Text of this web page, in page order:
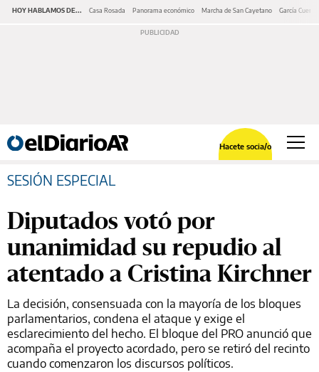
HOY HABLAMOS DE... Casa Rosada Panorama económico Marcha de San Cayetano García Cuerva
Hacete socia/o
SESIÓN ESPECIAL
Diputados votó por
unanimidad su repudio al
atentado a Cristina Kirchner
La decisión, consensuada con la mayoría de los bloques
parlamentarios, condena el ataque y exige el
esclarecimiento del hecho. El bloque del PRO anunció que
acompaña el proyecto acordado, pero se retiró del recinto
cuando comenzaron los discursos políticos.